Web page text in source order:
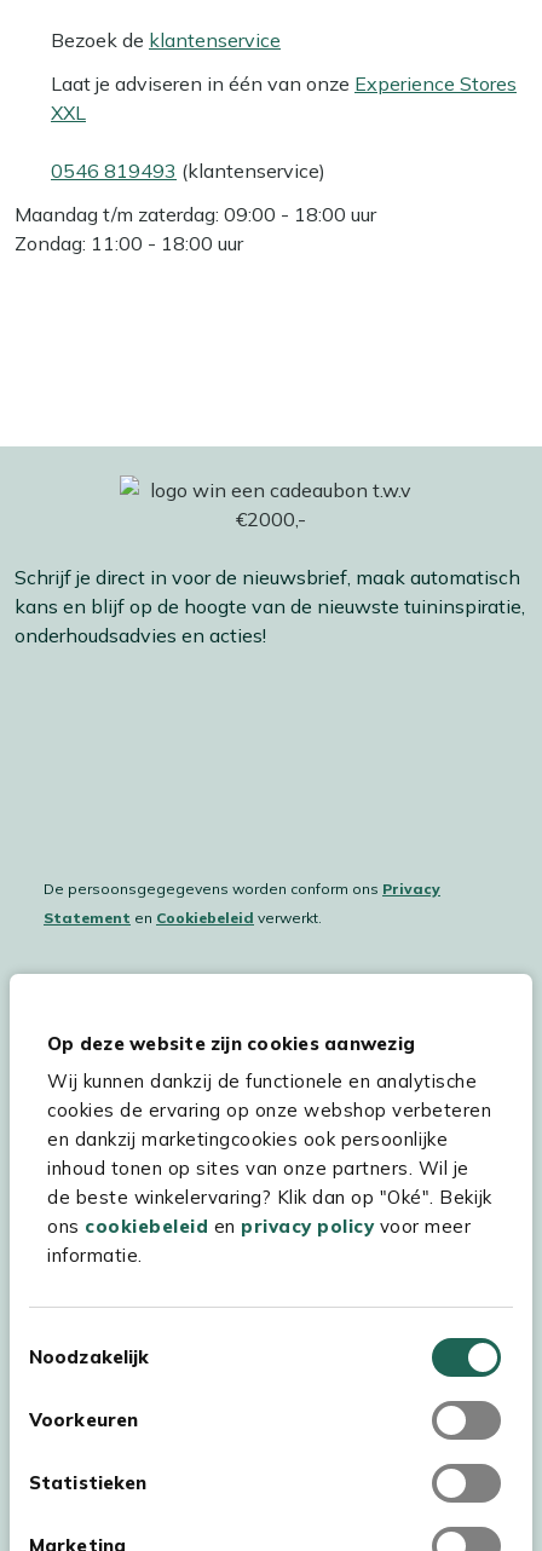
Op deze website zijn cookies aanwezig
Wij kunnen dankzij de functionele en analytische
cookies de ervaring op onze webshop verbeteren
en dankzij marketingcookies ook persoonlijke
inhoud tonen op sites van onze partners. Wil je
de beste winkelervaring? Klik dan op "Oké". Bekijk
ons cookiebeleid en privacy policyvoor meer
informatie.
Noodzakelijk
Voorkeuren
Statistieken
Marketing
Bezoek de klantenservice
Laat je adviseren in één van onze Experience Stores
XXL
0546 819493 (klantenservice)
Maandag t/m zaterdag: 09:00 - 18:00 uur
Zondag: 11:00 - 18:00 uur
Schrijf je direct in voor de nieuwsbrief, maak automatisch
kans en blijf op de hoogte van de nieuwste tuininspiratie,
onderhoudsadvies en acties!
De persoonsgegegevens worden conform ons Privacy
Statement en Cookiebeleid verwerkt.
Hulp & service
Assortiment
Kees Smit Tuinmeubelen
Experience Stores XXL